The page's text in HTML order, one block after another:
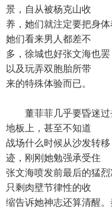
景，自从被杨克山收
养，她们就注定要把身
她们看来男人都差不
多，徐城也好张文海也
以及玩弄双胞胎所带
来的特殊体验而已。
董菲菲几乎要昏迷过
地板上，甚至不知道
战场什么时候从沙发转
迹，刚刚她勉强承受住
张文海喷发前最后的猛
只剩肉壁节律性的收
缩告诉她神志还算清醒